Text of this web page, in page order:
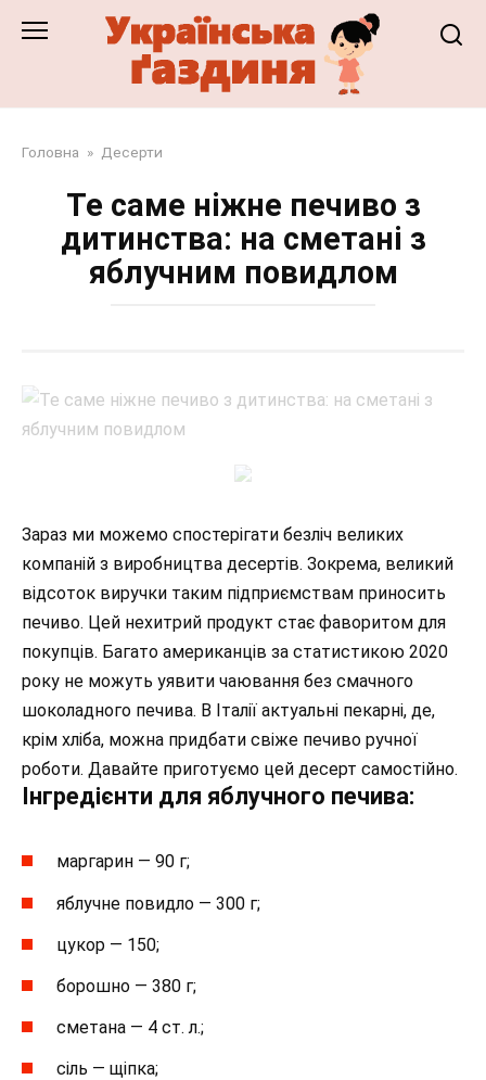
Головна » Десерти
Те саме ніжне печиво з
дитинства: на сметані з
яблучним повидлом
Зараз ми можемо спостерігати безліч великих
компаній з виробництва десертів. Зокрема, великий
відсоток виручки таким підприємствам приносить
печиво. Цей нехитрий продукт стає фаворитом для
покупців. Багато американців за статистикою 2020
року не можуть уявити чаювання без смачного
шоколадного печива. В Італії актуальні пекарні, де,
крім хліба, можна придбати свіже печиво ручної
роботи. Давайте приготуємо цей десерт самостійно.
Інгредієнти для яблучного печива:
маргарин — 90 г;
яблучне повидло — 300 г;
цукор — 150;
борошно — 380 г;
сметана — 4 ст. л.;
сіль — щіпка;